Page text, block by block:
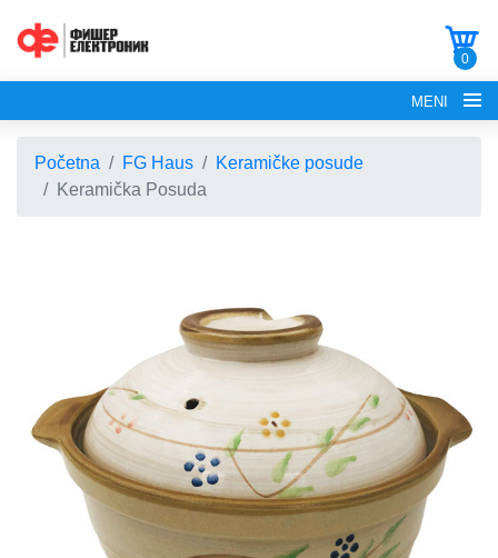
0
MENI
FG ELECTRONICS
APARATI ZA KROFNE
APARATI ZA TOPLE SENDVIČE
FG HAUS
CEDILJKE
KONTAKT
Početna FG Haus
Keramičke posude
Keramička Posuda